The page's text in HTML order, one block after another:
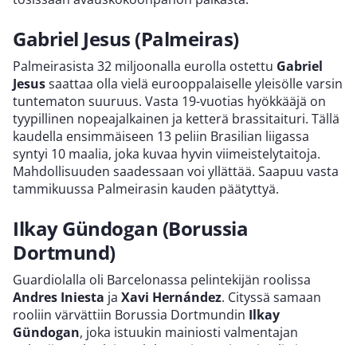
Gabriel Jesus (Palmeiras)
Palmeirasista 32 miljoonalla eurolla ostettu Gabriel
Jesussaattaa olla vielä eurooppalaiselle yleisölle varsin
tuntematon suuruus. Vasta 19-vuotias hyökkääjä on
tyypillinen nopeajalkainen ja ketterä brassitaituri. Tällä
kaudella ensimmäiseen 13 peliin Brasilian liigassa
syntyi 10 maalia, joka kuvaa hyvin viimeistelytaitoja.
Mahdollisuuden saadessaan voi yllättää. Saapuu vasta
tammikuussa Palmeirasin kauden päätyttyä.
Ilkay Gündogan (Borussia
Dortmund)
Guardiolalla oli Barcelonassa pelintekijän roolissa
Andres Iniesta ja Xavi Hernández. Cityssä samaan
rooliin värvättiin Borussia Dortmundin Ilkay
Gündogan, joka istuukin mainiosti valmentajan